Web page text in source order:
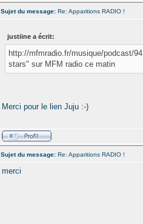
Sujet du message: Re: Apparitions RADIO !
justiine a écrit:
http://mfmradio.fr/musique/podcast/
stars" sur MFM radio ce matin
Merci pour le lien Juju :-)
Sujet du message: Re: Apparitions RADIO !
merci